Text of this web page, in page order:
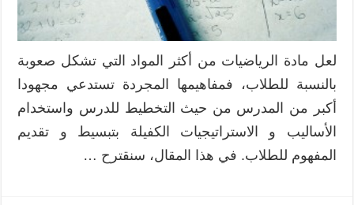
لعل مادة الرياضيات من أكثر المواد التي تشكل صعوبة
بالنسبة للطلاب، فمفاهيمها المجردة تستدعي مجهودا
أكبر من المدرس من حيث التخطيط للدرس واستخدام
الأساليب و الاستراتيجيات الكفيلة بتبسيط و تقديم
المفهوم للطلاب. في هذا المقال، سنقترح …